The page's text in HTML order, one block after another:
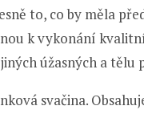
to, co by měla
k vykonání
úžasných a tělu
svačina.